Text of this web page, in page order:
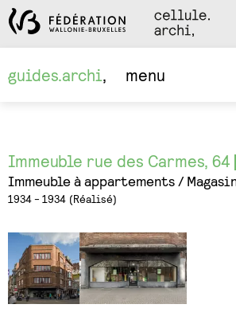
guides.archi
menu
Immeuble rue des Carmes, 64
Immeuble à appartements
1934 - 1934 Réalisé